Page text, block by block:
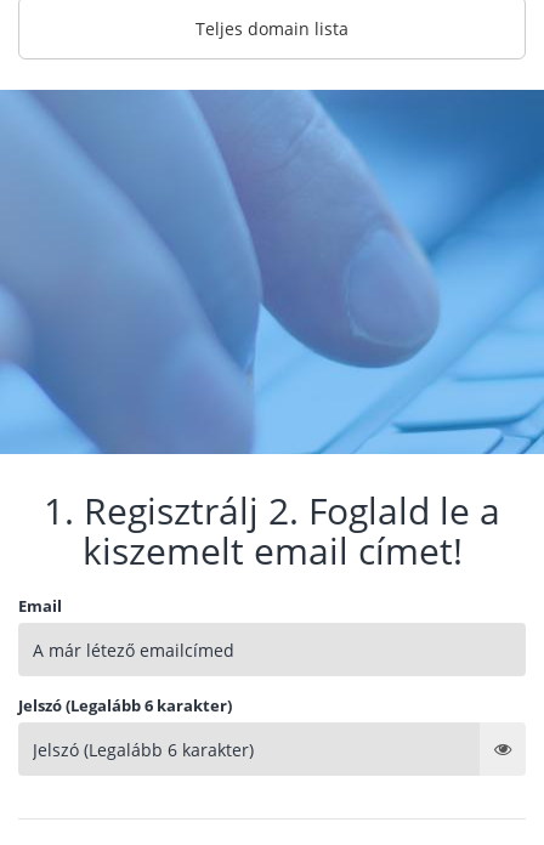
Teljes domain lista
1. Regisztrálj 2. Foglald le a
kiszemelt email címet!
Email
Jelszó (Legalább 6 karakter)